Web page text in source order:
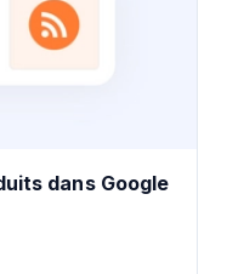
dans Google